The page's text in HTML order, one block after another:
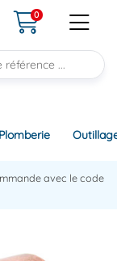
0
Plomberie
avec le code